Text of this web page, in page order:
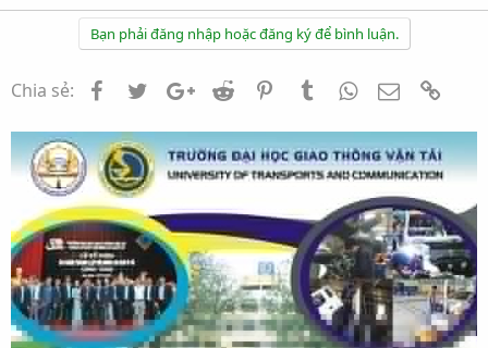
Bạn phải đăng nhập hoặc đăng ký để bình luận.
Chia sẻ: FacebookTwitterGoogle+
Reddit PinterestTumblrWhatsApp
Email